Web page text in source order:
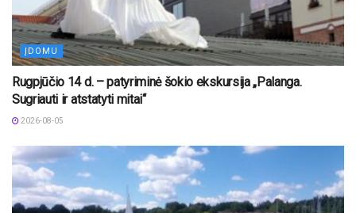
ĮDOMU
Rugpjūčio 14 d. – patyriminė šokio ekskursija „Palanga.
Sugriauti ir atstatyti mitai“
2026-08-05